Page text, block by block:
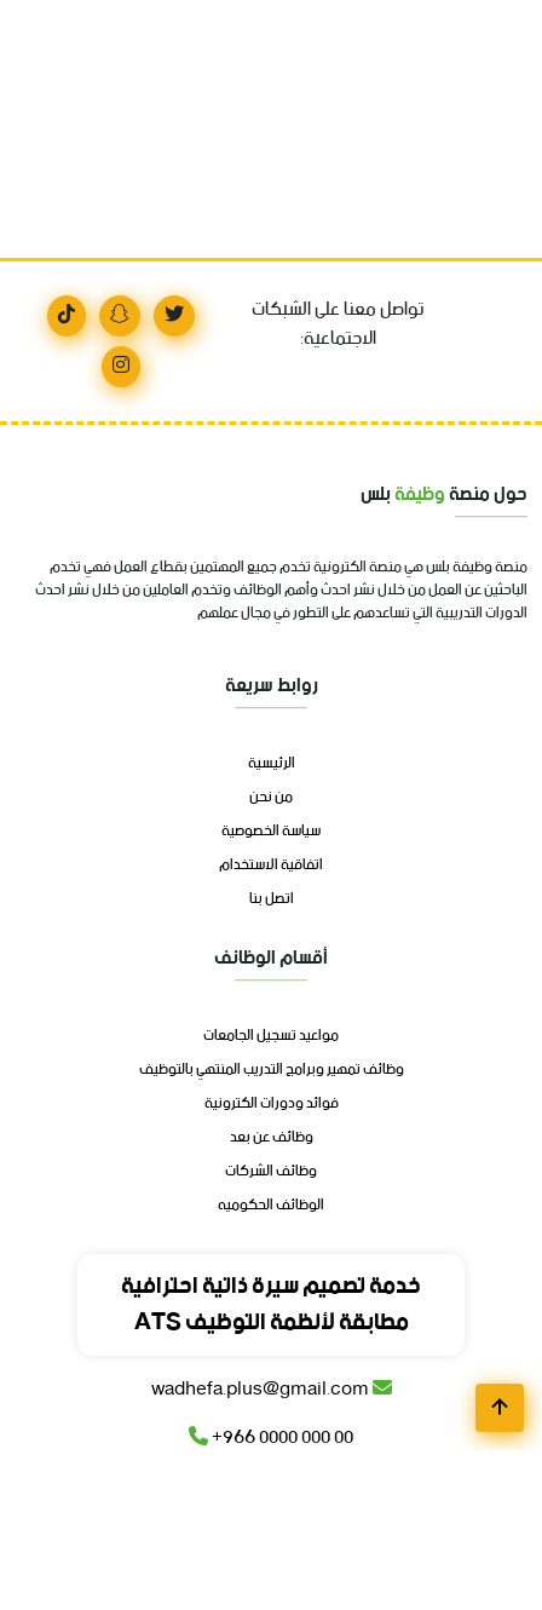
خدمة تصميم سيرة ذاتية احترافية
مطابقة لأنظمة التوظيف ATS
تواصل معنا على الشبكات
الاجتماعية:
حول منصةوظيفةبلس
منصة وظيفة بلس هي منصة الكترونية تخدم جميع المهتمين بقطاع العمل فهي تخدم
الباحثين عن العمل من خلال نشر احدث وأهم الوظائف وتخدم العاملين من خلال نشر احدث
الدورات التدريبية التي تساعدهم على التطور في مجال عملهم
روابط سريعة
الرئيسية
من نحن
سياسة الخصوصية
اتفاقية الاستخدام
اتصل بنا
أقسام الوظائف
مواعيد تسجيل الجامعات
وظائف تمهير وبرامج التدريب المنتهي بالتوظيف
فوائد ودورات الكترونية
وظائف عن بعد
وظائف الشركات
الوظائف الحكوميه
المملكة العربية السعودية
+966 0000 000 00